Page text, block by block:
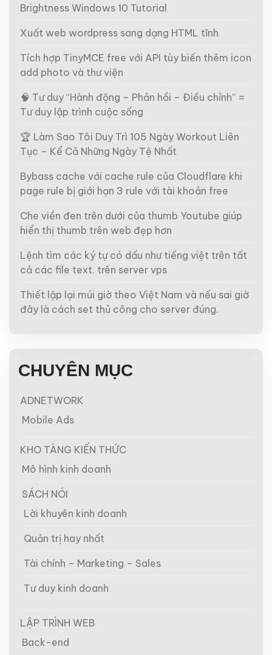
Brightness Windows 10 Tutorial
Xuất web wordpress sang dạng HTML tĩnh
Tích hợp TinyMCE free với API tùy biến thêm icon
add photo và thư viện
🧠 Tư duy “Hành động – Phản hồi – Điều chỉnh” =
Tư duy lập trình cuộc sống
🏆 Làm Sao Tôi Duy Trì 105 Ngày Workout Liên
Tục – Kể Cả Những Ngày Tệ Nhất
Bybass cache với cache rule của Cloudflare khi
page rule bị giới hạn 3 rule với tài khoản free
Che viền đen trên dưới của thumb Youtube giúp
hiển thị thumb trên web đẹp hơn
Lệnh tìm các ký tự có dấu như tiếng việt trên tất
cả các file text. trên server vps
Thiết lập lại múi giờ theo Việt Nam và nếu sai giờ
đây là cách set thủ công cho server đúng.
CHUYÊN MỤC
ADNETWORK
Mobile Ads
KHO TÀNG KIẾN THỨC
Mô hình kinh doanh
SÁCH NÓI
Lời khuyên kinh doanh
Quản trị hay nhất
Tài chính – Marketing – Sales
Tư duy kinh doanh
LẬP TRÌNH WEB
Back-end